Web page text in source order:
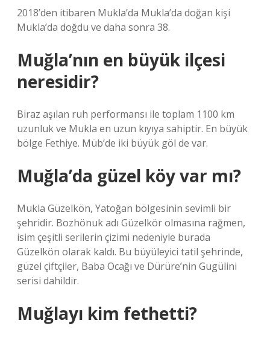
2018’den itibaren Mukla’da Mukla’da doğan kişi
Mukla’da doğdu ve daha sonra 38.
Muğla’nın en büyük ilçesi
neresidir?
Biraz aşılan ruh performansı ile toplam 1100 km
uzunluk ve Mukla en uzun kıyıya sahiptir. En büyük
bölge Fethiye. Müb’de iki büyük göl de var.
Muğla’da güzel köy var mı?
Mukla Güzelkön, Yatoğan bölgesinin sevimli bir
şehridir. Bozhönuk adı Güzelkör olmasına rağmen,
isim çeşitli serilerin çizimi nedeniyle burada
Güzelkön olarak kaldı. Bu büyüleyici tatil şehrinde,
güzel çiftçiler, Baba Ocağı ve Dürüre’nin Gugülini
serisi dahildir.
Muğlayı kim fethetti?